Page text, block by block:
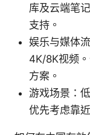
库及云端笔
支持。
娱乐与媒体
4K/8K视频
方案。
游戏场景：
优先考虑靠